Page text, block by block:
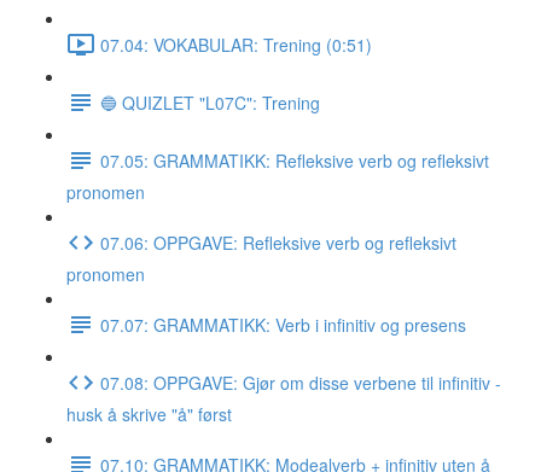
07.04: VOKABULAR: Trening (0:51)
🔵 QUIZLET "L07C": Trening
07.05: GRAMMATIKK: Refleksive verb og refleksivt
pronomen
07.06: OPPGAVE: Refleksive verb og refleksivt
pronomen
07.07: GRAMMATIKK: Verb i infinitiv og presens
07.08: OPPGAVE: Gjør om disse verbene til infinitiv -
husk å skrive "å" først
07.10: GRAMMATIKK: Modealverb + infinitiv uten å